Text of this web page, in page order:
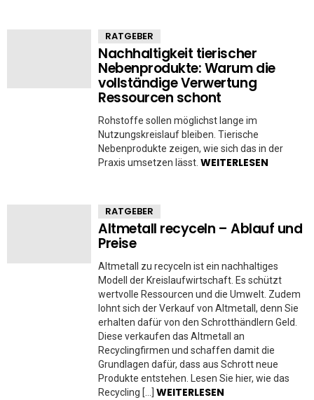
RATGEBER
Nachhaltigkeit tierischer
Nebenprodukte: Warum die
vollständige Verwertung
Ressourcen schont
Rohstoffe sollen möglichst lange im
Nutzungskreislauf bleiben. Tierische
Nebenprodukte zeigen, wie sich das in der
Praxis umsetzen lässt. WEITERLESEN
RATGEBER
Altmetall recyceln – Ablauf und
Preise
Altmetall zu recyceln ist ein nachhaltiges
Modell der Kreislaufwirtschaft. Es schützt
wertvolle Ressourcen und die Umwelt. Zudem
lohnt sich der Verkauf von Altmetall, denn Sie
erhalten dafür von den Schrotthändlern Geld.
Diese verkaufen das Altmetall an
Recyclingfirmen und schaffen damit die
Grundlagen dafür, dass aus Schrott neue
Produkte entstehen. Lesen Sie hier, wie das
Recycling […] WEITERLESEN